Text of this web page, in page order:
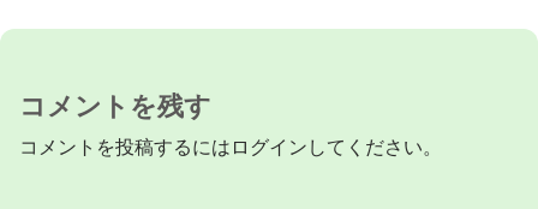
コメントを残す
コメントを投稿するには ログイン してください。